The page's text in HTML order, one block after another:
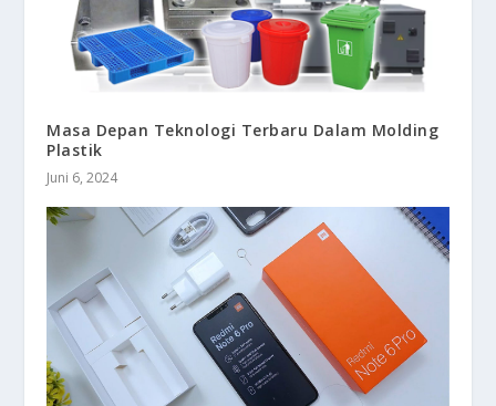
Masa Depan Teknologi Terbaru Dalam Molding
Plastik
Juni 6, 2024